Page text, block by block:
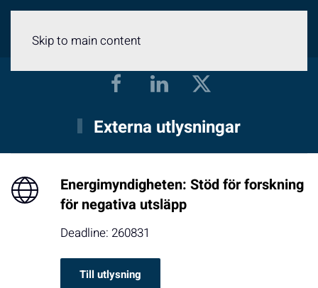
Skip to main content
Externa utlysningar
Energimyndigheten: Stöd för forskning
för negativa utsläpp
Deadline: 260831
Till utlysning